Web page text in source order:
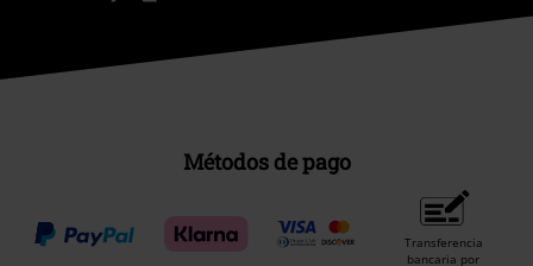
Métodos de pago
Transferencia
bancaria por